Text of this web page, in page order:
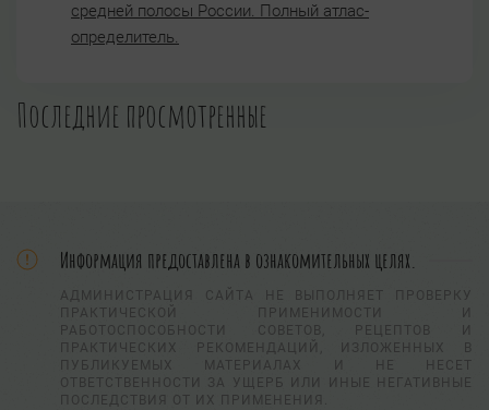
средней полосы России. Полный атлас-
определитель.
Последние просмотренные
Информация предоставлена в ознакомительных целях.
АДМИНИСТРАЦИЯ САЙТА НЕ ВЫПОЛНЯЕТ ПРОВЕРКУ
ПРАКТИЧЕСКОЙ ПРИМЕНИМОСТИ И
РАБОТОСПОСОБНОСТИ СОВЕТОВ, РЕЦЕПТОВ И
ПРАКТИЧЕСКИХ РЕКОМЕНДАЦИЙ, ИЗЛОЖЕННЫХ В
ПУБЛИКУЕМЫХ МАТЕРИАЛАХ И НЕ НЕСЕТ
ОТВЕТСТВЕННОСТИ ЗА УЩЕРБ ИЛИ ИНЫЕ НЕГАТИВНЫЕ
ПОСЛЕДСТВИЯ ОТ ИХ ПРИМЕНЕНИЯ.